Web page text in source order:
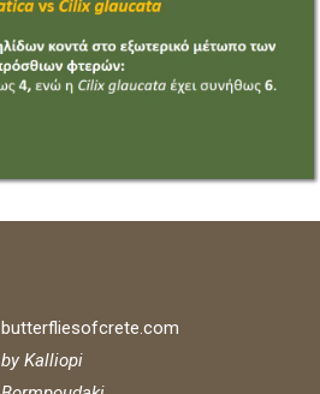
butterfliesofcrete.com
by Kalliopi